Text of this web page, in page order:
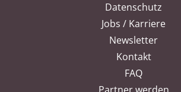
Datenschutz
Jobs / Karriere
Newsletter
Kontakt
FAQ